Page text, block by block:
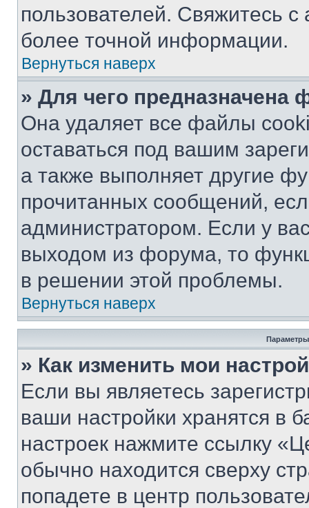
пользователей. Свяжитесь
более точной информации.
Вернуться наверх
» Для чего предназначена
Она удаляет все файлы
оставаться под вашим
а также выполняет другие
прочитанных сообщений,
администратором. Если у
выходом из форума, то
в решении этой проблемы.
Вернуться наверх
Параметры
» Как изменить мои
Если вы являетесь
ваши настройки хранятся в
настроек нажмите ссылку
обычно находится сверху
попадете в центр